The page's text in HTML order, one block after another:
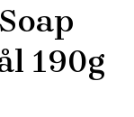
190g